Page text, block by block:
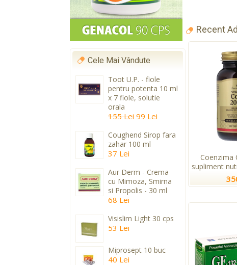
Cele Mai Vândute
Toot U.P. - fiole
pentru potenta 10 ml
x 7 fiole, solutie
orala
155 Lei 99 Lei
Coughend Sirop fara
zahar 100 ml
37 Lei
Aur Derm - Crema
cu Mimoza, Smirna
si Propolis - 30 ml
68 Lei
Visislim Light 30 cps
53 Lei
Miprosept 10 buc
40 Lei
Recent
Coenzima
supliment